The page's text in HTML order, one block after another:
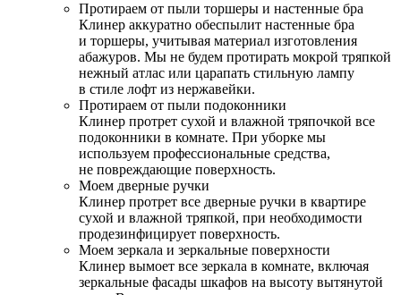
Протираем от пыли торшеры и настенные бра
Клинер аккуратно обеспылит настенные бра
и торшеры, учитывая материал изготовления
абажуров. Мы не будем протирать мокрой тряпкой
нежный атлас или царапать стильную лампу
в стиле лофт из нержавейки.
Протираем от пыли подоконники
Клинер протрет сухой и влажной тряпочкой все
подоконники в комнате. При уборке мы
используем профессиональные средства,
не повреждающие поверхность.
Моем дверные ручки
Клинер протрет все дверные ручки в квартире
сухой и влажной тряпкой, при необходимости
продезинфицирует поверхность.
Моем зеркала и зеркальные поверхности
Клинер вымоет все зеркала в комнате, включая
зеркальные фасады шкафов на высоту вытянутой